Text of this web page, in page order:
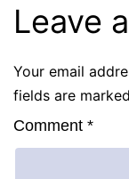
Leave
Your email
fields are marked
Comment *